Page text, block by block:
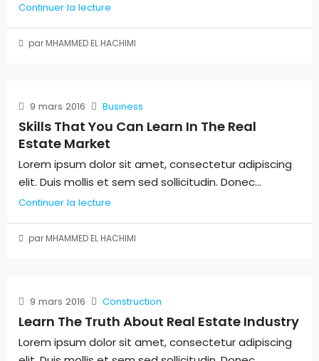
Continuer la lecture
par MHAMMED EL HACHIMI
9 mars 2016 Business
Skills That You Can Learn In The Real
Estate Market
Lorem ipsum dolor sit amet, consectetur adipiscing
elit. Duis mollis et sem sed sollicitudin. Donec...
Continuer la lecture
par MHAMMED EL HACHIMI
9 mars 2016 Construction
Learn The Truth About Real Estate Industry
Lorem ipsum dolor sit amet, consectetur adipiscing